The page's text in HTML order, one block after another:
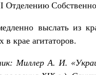
выслать из
в крае агитаторов.
Миллер А. И.